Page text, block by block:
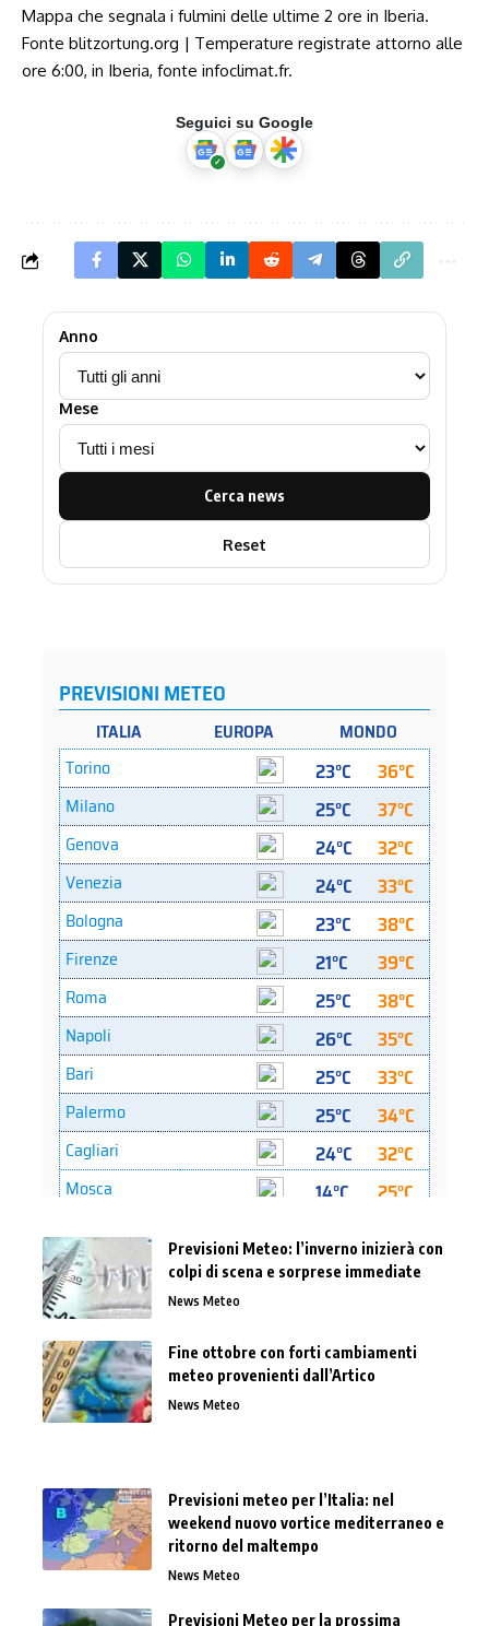
Mappa che segnala i fulmini delle ultime 2 ore in Iberia.
Fonte blitzortung.org | Temperature registrate attorno alle
ore 6:00, in Iberia, fonte infoclimat.fr.
Seguici su Google
Anno
Mese
Cerca news
Reset
Previsioni Meteo: l’inverno inizierà con
colpi di scena e sorprese immediate
News Meteo
Fine ottobre con forti cambiamenti
meteo provenienti dall’Artico
News Meteo
Previsioni meteo per l’Italia: nel
weekend nuovo vortice mediterraneo e
ritorno del maltempo
News Meteo
Previsioni Meteo per la prossima